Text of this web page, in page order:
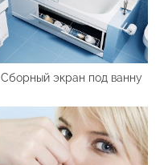
Сборный экран под ванну